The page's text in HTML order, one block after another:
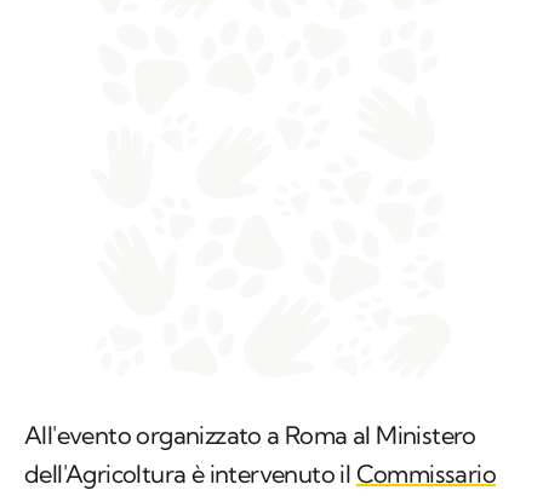
All'evento organizzato a Roma al Ministero
dell'Agricoltura è intervenuto il Commissario